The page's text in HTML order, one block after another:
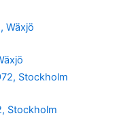
Stockholm